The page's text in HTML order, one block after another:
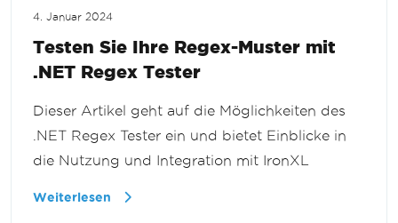
4. Januar 2024
Testen Sie Ihre Regex-Muster mit
.NET Regex Tester
Dieser Artikel geht auf die Möglichkeiten des
.NET Regex Tester ein und bietet Einblicke in
die Nutzung und Integration mit IronXL
Weiterlesen